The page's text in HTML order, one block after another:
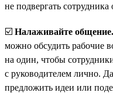
не подвергать
☑️ Налаживайте общение.
можно обсудить рабочие
на один, чтобы
с руководителем лично.
предложить идеи или